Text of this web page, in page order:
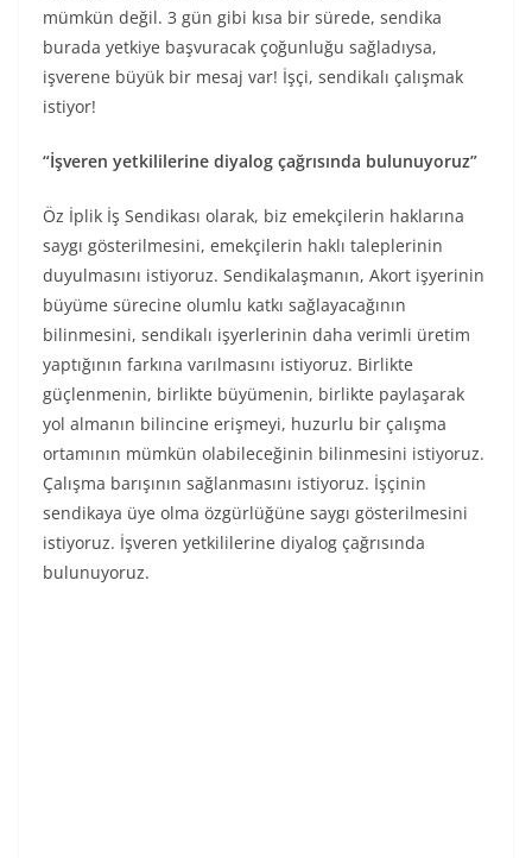
mümkün değil. 3 gün gibi kısa bir sürede, sendika
burada yetkiye başvuracak çoğunluğu sağladıysa,
işverene büyük bir mesaj var! İşçi, sendikalı çalışmak
istiyor!
“İşveren yetkililerine diyalog çağrısında bulunuyoruz”
Öz İplik İş Sendikası olarak, biz emekçilerin haklarına
saygı gösterilmesini, emekçilerin haklı taleplerinin
duyulmasını istiyoruz. Sendikalaşmanın, Akort işyerinin
büyüme sürecine olumlu katkı sağlayacağının
bilinmesini, sendikalı işyerlerinin daha verimli üretim
yaptığının farkına varılmasını istiyoruz. Birlikte
güçlenmenin, birlikte büyümenin, birlikte paylaşarak
yol almanın bilincine erişmeyi, huzurlu bir çalışma
ortamının mümkün olabileceğinin bilinmesini istiyoruz.
Çalışma barışının sağlanmasını istiyoruz. İşçinin
sendikaya üye olma özgürlüğüne saygı gösterilmesini
istiyoruz. İşveren yetkililerine diyalog çağrısında
bulunuyoruz.